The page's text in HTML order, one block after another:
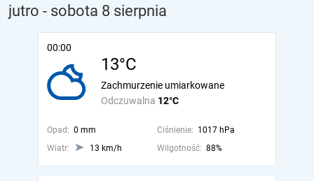
jutro - sobota 8 sierpnia
00:00
13°C
Odczuwalna 12°C
Zachmurzenie umiarkowane
Opad: 0 mm Ciśnienie: 1017 hPa
Wiatr:
13 km/h Wilgotność: 88%